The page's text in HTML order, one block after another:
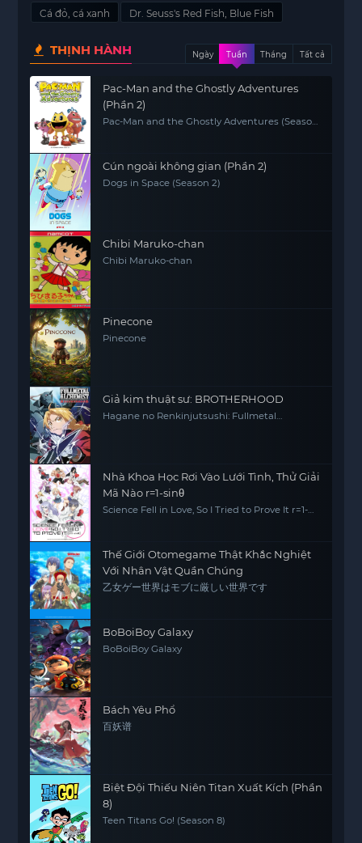
Cá đỏ, cá xanh Dr. Seuss's Red Fish, Blue Fish
THỊNH HÀNH Ngày Tuần Tháng Tất cả
Pac-Man and the Ghostly Adventures
(Phần 2)
Pac-Man and the Ghostly Adventures (Season
Cún ngoài không gian (Phần 2)
Dogs in Space (Season 2)
Chibi Maruko-chan
Chibi Maruko-chan
Pinecone
Pinecone
Giả kim thuật sư: BROTHERHOOD
Hagane no Renkinjutsushi: Fullmetal
Nhà Khoa Học Rơi Vào Lưới Tình, Thử Giải
Mã Nào r=1-sinθ
Science Fell in Love, So I Tried to Prove It r=1-
Thế Giới Otomegame Thật Khắc Nghiệt
Với Nhân Vật Quần Chúng
乙女ゲー世界はモブに厳しい世界です
BoBoiBoy Galaxy
BoBoiBoy Galaxy
Bách Yêu Phổ
百妖谱
Biệt Đội Thiếu Niên Titan Xuất Kích (Phần
8)
Teen Titans Go! (Season 8)